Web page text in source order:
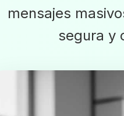
mensajes
segura y